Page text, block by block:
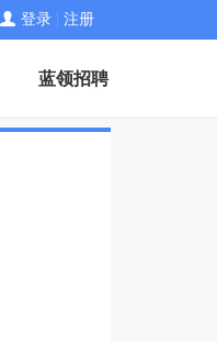
登录 注册
蓝领招聘